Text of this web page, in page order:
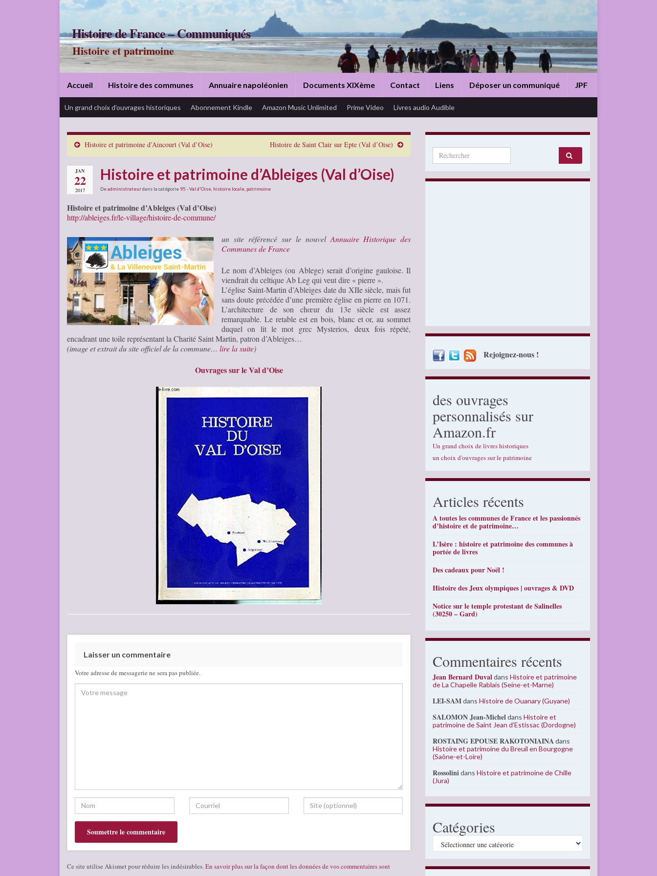
Histoire de France – Communiqués
Histoire et patrimoine
Accueil Histoire des communes Annuaire napoléonien Documents XIXème Contact Liens Déposer un communiqué JPF
Un grand choix d’ouvrages historiques Abonnement Kindle Amazon Music Unlimited Prime Video Livres audio Audible
Histoire et patrimoine d’Aincourt (Val d’Oise) Histoire de Saint Clair sur Epte (Val d’Oise)
JAN
22
2017
Histoire et patrimoine d’Ableiges (Val d’Oise)
Deadministrateurdans la catégorie 95 - Val d'Oise histoire locale patrimoine
Histoire et patrimoine d’Ableiges (Val d’Oise)
http://ableiges.fr/le-village/histoire-de-commune/
un site référencé sur le nouvel Annuaire Historique des
Communes de France
Le nom d’Ableiges (ou Ablege) serait d’origine gauloise. Il
viendrait du celtique Ab Leg qui veut dire « pierre ».
L’église Saint-Martin d’Ableiges date du XIIe siècle, mais fut
sans doute précédée d’une première église en pierre en 1071.
L’architecture de son chœur du 13e siècle est assez
remarquable. Le retable est en bois, blanc et or, au sommet
duquel on lit le mot grec Mysterios, deux fois répété,
encadrant une toile représentant la Charité Saint Martin, patron d’Ableiges…
(image et extrait du site officiel de la commune… lire la suite)
Ouvrages sur le Val d’Oise
Laisser un commentaire
Votre adresse de messagerie ne sera pas publiée.
Ce site utilise Akismet pour réduire les indésirables. En savoir plus sur la façon dont les données de vos commentaires sont
Search for:
Rejoignez-nous !
des ouvrages
personnalisés sur
Amazon.fr
Un grand choix de livres historiques
un choix d'ouvrages sur le patrimoine
Articles récents
A toutes les communes de France et les passionnés
d’histoire et de patrimoine…
L’Isère : histoire et patrimoine des communes à
portée de livres
Des cadeaux pour Noël !
Histoire des Jeux olympiques | ouvrages & DVD
Notice sur le temple protestant de Salinelles
(30250 – Gard)
Commentaires récents
Jean Bernard DuvaldansHistoire et patrimoine
de La Chapelle Rablais (Seine-et-Marne)
LEI-SAMdansHistoire de Ouanary (Guyane)
SALOMON Jean-MicheldansHistoire et
patrimoine de Saint Jean d’Estissac (Dordogne)
ROSTAING EPOUSE RAKOTONIAINAdans
Histoire et patrimoine du Breuil en Bourgogne
(Saône-et-Loire)
RossolinidansHistoire et patrimoine de Chille
(Jura)
Catégories
Catégories